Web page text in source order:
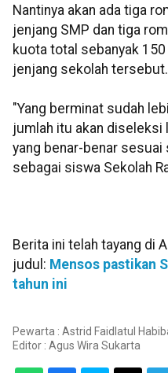
Nantinya akan ada tiga
jenjang SMP dan tiga
kuota total sebanyak
jenjang sekolah tersebut.
"Yang berminat sudah
jumlah itu akan diseleksi
yang benar-benar
sebagai siswa Sekolah
Berita ini telah tayang di
judul: Mensos pastikan
tahun ini
Pewarta : Astrid Faidlatul
Editor : Agus Wira Sukarta